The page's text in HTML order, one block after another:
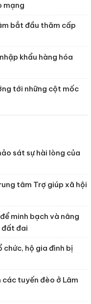
mạng
bắt đầu thăm cấp
khẩu hàng hóa
tới những cột mốc
sát sự hài lòng của
tâm Trợ giúp xã hội
minh bạch và nâng
đất đai
chức, hộ gia đình bị
tuyến đèo ở Lâm